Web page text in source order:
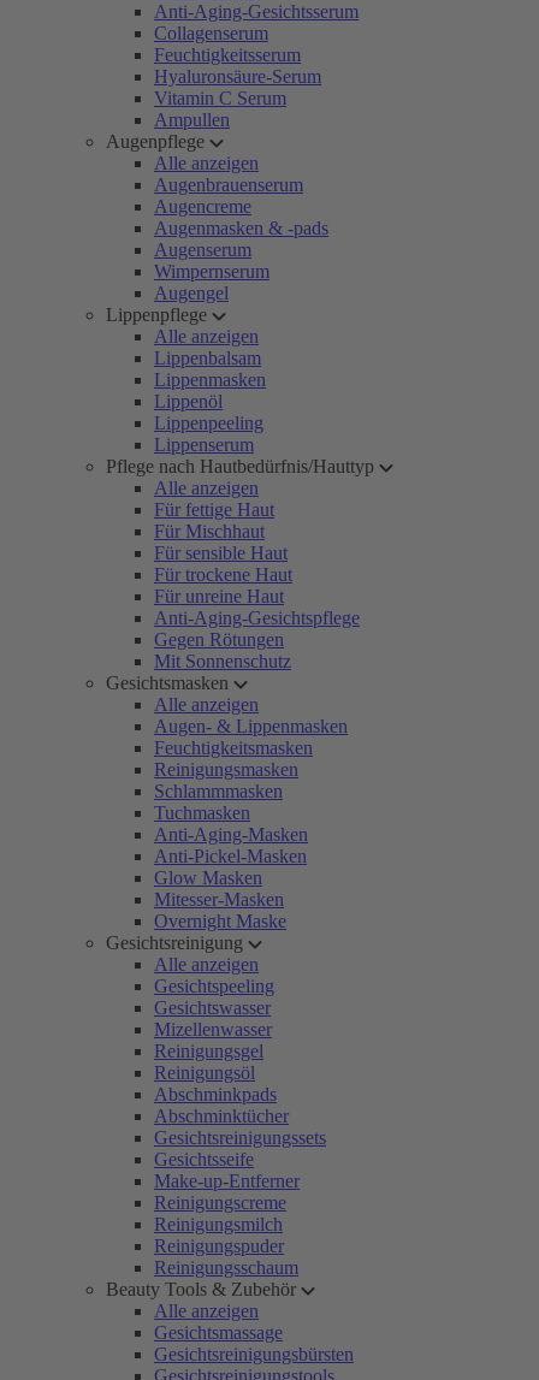
Anti-Aging-Gesichtsserum
Collagenserum
Feuchtigkeitsserum
Hyaluronsäure-Serum
Vitamin C Serum
Ampullen
Augenpflege
Alle anzeigen
Augenbrauenserum
Augencreme
Augenmasken & -pads
Augenserum
Wimpernserum
Augengel
Lippenpflege
Alle anzeigen
Lippenbalsam
Lippenmasken
Lippenöl
Lippenpeeling
Lippenserum
Pflege nach Hautbedürfnis/Hauttyp
Alle anzeigen
Für fettige Haut
Für Mischhaut
Für sensible Haut
Für trockene Haut
Für unreine Haut
Anti-Aging-Gesichtspflege
Gegen Rötungen
Mit Sonnenschutz
Gesichtsmasken
Alle anzeigen
Augen- & Lippenmasken
Feuchtigkeitsmasken
Reinigungsmasken
Schlammmasken
Tuchmasken
Anti-Aging-Masken
Anti-Pickel-Masken
Glow Masken
Mitesser-Masken
Overnight Maske
Gesichtsreinigung
Alle anzeigen
Gesichtspeeling
Gesichtswasser
Mizellenwasser
Reinigungsgel
Reinigungsöl
Abschminkpads
Abschminktücher
Gesichtsreinigungssets
Gesichtsseife
Make-up-Entferner
Reinigungscreme
Reinigungsmilch
Reinigungspuder
Reinigungsschaum
Beauty Tools & Zubehör
Alle anzeigen
Gesichtsmassage
Gesichtsreinigungsbürsten
Gesichtsreinigungstools